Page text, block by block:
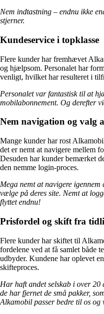
Nem indtastning – endnu ikke
stjerner.
Kundeservice i topklasse
Flere kunder har fremhævet
og hjælpsom. Personalet har
venligt, hvilket har resulteret i
Personalet var fantastisk til at
mobilabonnement. Og derefter
Nem navigation og valg
Mange kunder har rost
det er nemt at navigere mellem
Desuden har kunder bemærket
den nemme login-proces.
Mega nemt at navigere
vælge på deres site. Nemt at
flyttet endnu!
Prisfordel og skift fra
Flere kunder har skiftet til
fordelene ved at få samlet både
udbyder. Kundene har oplevet
skifteproces.
Har haft andet selskab i over 20
de har fjernet de små pakker,
Alkamobil passer bedre til os og